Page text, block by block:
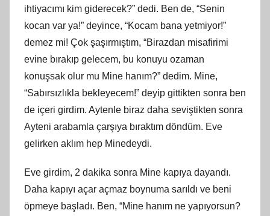
ihtiyacımı kim giderecek?” dedi. Ben de, “Senin
kocan var ya!” deyince, “Kocam bana yetmiyor!”
demez mi! Çok şaşırmıştım, “Birazdan misafirimi
evine bırakıp gelecem, bu konuyu ozaman
konuşsak olur mu Mine hanım?” dedim. Mine,
“Sabırsızlıkla bekleyecem!” deyip gittikten sonra ben
de içeri girdim. Aytenle biraz daha seviştikten sonra
Ayteni arabamla çarşıya bıraktım döndüm. Eve
gelirken aklım hep Minedeydi.
Eve girdim, 2 dakika sonra Mine kapıya dayandı.
Daha kapıyı açar açmaz boynuma sarıldı ve beni
öpmeye başladı. Ben, “Mine hanım ne yapıyorsun?